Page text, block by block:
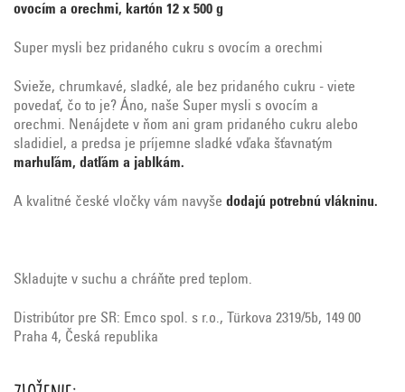
ovocím a orechmi, kartón 12 x 500 g
Super mysli bez pridaného cukru s ovocím a orechmi
Svieže, chrumkavé, sladké, ale bez pridaného cukru - viete
povedať, čo to je? Áno, naše Super mysli s ovocím a
orechmi. Nenájdete v ňom ani gram pridaného cukru alebo
sladidiel, a predsa je príjemne sladké vďaka šťavnatým
marhuľám, datľám a jablkám.
A kvalitné české vločky vám navyše dodajú potrebnú vlákninu.
Skladujte v suchu a chráňte pred teplom.
Distribútor pre SR: Emco spol. s r.o., Türkova 2319/5b, 149 00
Praha 4, Česká republika